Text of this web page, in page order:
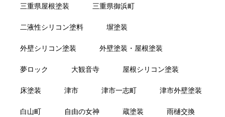
三重県屋根塗装 三重県御浜町
二液性シリコン塗料 塀塗装
外壁シリコン塗装 外壁塗装・屋根塗装
夢ロック 大観音寺 屋根シリコン塗装
床塗装 津市 津市一志町 津市外壁塗装
白山町 自由の女神 蔵塗装 雨樋交換